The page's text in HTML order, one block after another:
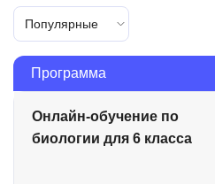
Популярные
Программа
Онлайн-обучение по
биологии для 6 класса
Менеджмент
Soft Skills
ДПО